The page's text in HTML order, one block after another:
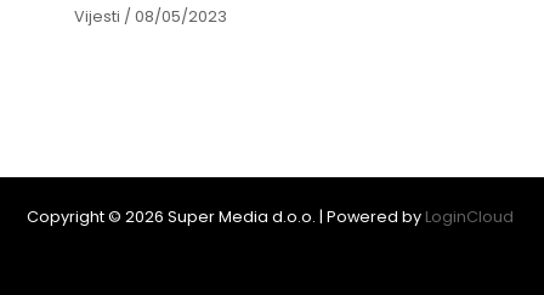
Vijesti /08/05/2023
Copyright © 2026 Super Media d.o.o. | Powered by LoginCloud